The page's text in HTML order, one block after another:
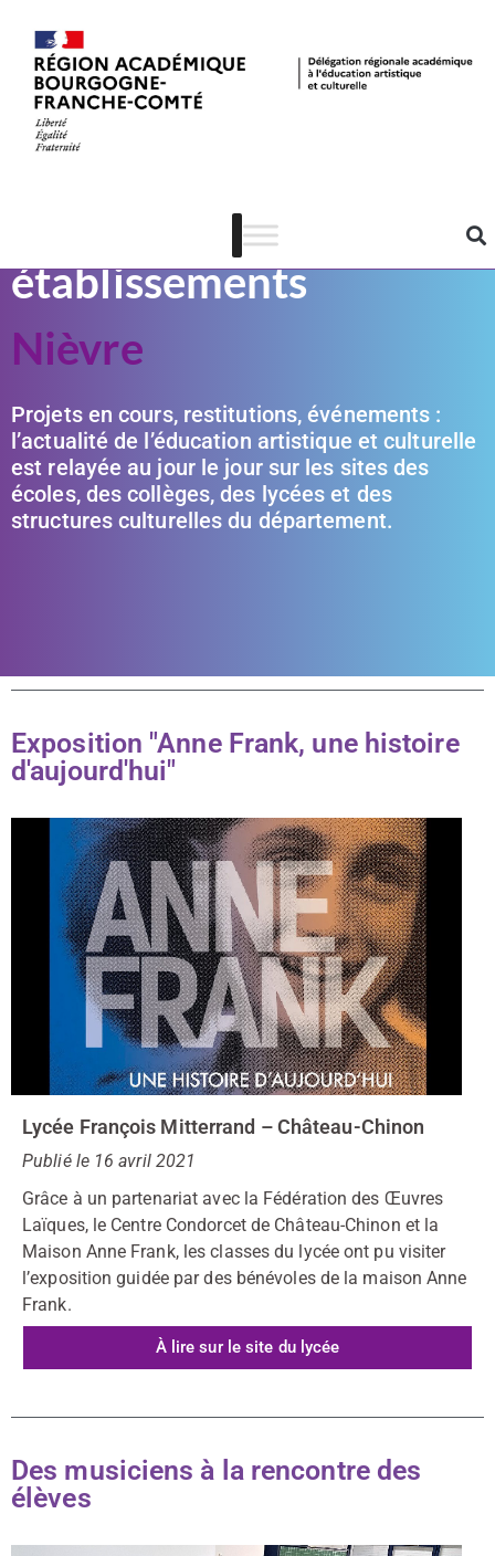
En direct des
établissements
Nièvre
Projets en cours, restitutions, événements :
l’actualité de l’éducation artistique et culturelle
est relayée au jour le jour sur les sites des
écoles, des collèges, des lycées et des
structures culturelles du département.
Exposition "Anne Frank, une histoire
d'aujourd'hui"
Lycée François Mitterrand – Château-Chinon
Publié le 16 avril 2021
Grâce à un partenariat avec la Fédération des Œuvres
Laïques, le Centre Condorcet de Château-Chinon et la
Maison Anne Frank, les classes du lycée ont pu visiter
l’exposition guidée par des bénévoles de la maison Anne
Frank.
À lire sur le site du lycée
Des musiciens à la rencontre des
élèves